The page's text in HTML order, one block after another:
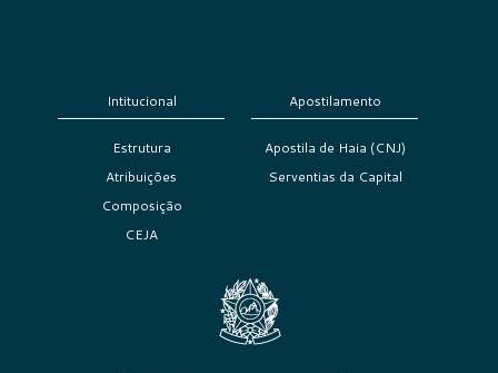
Intitucional
Estrutura
Atribuições
Composição
CEJA
Apostilamento
Apostila de Haia (CNJ)
Serventias da Capital